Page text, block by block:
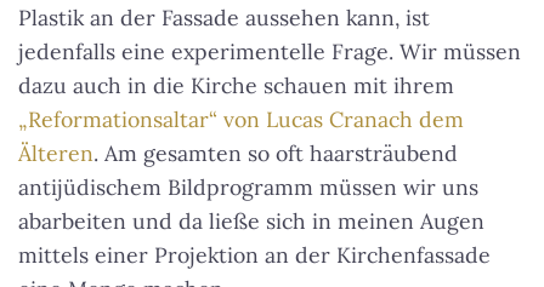
Plastik an der Fassade aussehen kann, ist
jedenfalls eine experimentelle Frage. Wir müssen
dazu auch in die Kirche schauen mit ihrem
„Reformationsaltar“ von Lucas Cranach dem
Älteren. Am gesamten so oft haarsträubend
antijüdischem Bildprogramm müssen wir uns
abarbeiten und da ließe sich in meinen Augen
mittels einer Projektion an der Kirchenfassade